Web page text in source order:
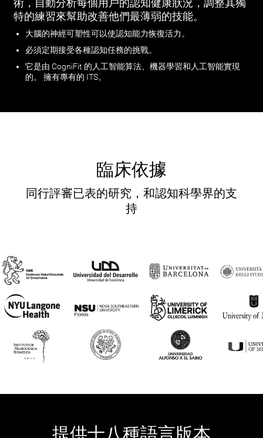
術，自動分析每個用戶的認知健康狀況，調整其獨
特的練習來幫助改善他們最薄弱的技能。
大腦的神經可塑性可以使認知能力恢復活力。
必須定期接受各種認知任務的挑戰。
它是由 CogniFit 的人工智能算法、機器學習和人工智能實現
的。 擁有專有的 ITS。
臨床依據
同行評審已表的研究，和認知科學界的支
持
提供十八種語言版本